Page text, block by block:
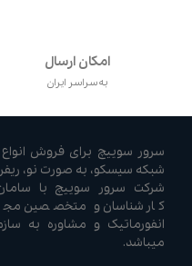
امکان ارسال
به سراسر ایران
سرور سوییچ برای فروش
شبکه سیسکو، به صورت نو،
کارشناسان و متخصصین
انفورماتیک و مشاوره به
میباشد.